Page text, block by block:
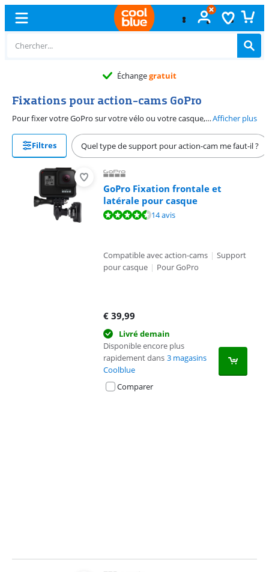
Échangegratuit
Fixations pour action-cams GoPro
Pour fixer votre GoPro sur votre vélo ou votre casque, vous avez besoin d'une fixation pour action-cam. Vous pouvez acheter une fixation de la marque GoPro, mais il existe également d'autres marques compatibles avec votre caméra GoPro. Pensez par exemple aux fixations PRO et Polar Pro. Sur cette page, vous trouverez toutes les fixations pour action-cam compatibles avec les caméras GoPro.Afficher plus
Filtres Quel type de support pour action-cam me faut-il ?
GoPro Fixation frontale et
latérale pour casque
La note est de 8,5 sur 10, basée sur 14 avis.14 avis
Compatible avec action-cams | Support
pour casque | Pour GoPro
€ 39,99
Livré demain
Disponible encore plus
rapidement dans 3 magasins
Coolblue
Comparer